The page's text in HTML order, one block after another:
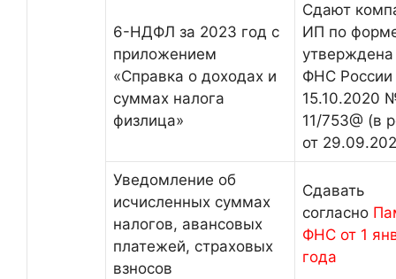
6-НДФЛ за 2023 год с
приложением
«Справка о доходах и
суммах налога
физлица»
Сдают
ИП по
ФНС России
15.10.2020
11/753@ (в
от
Уведомление об
исчисленных суммах
налогов, авансовых
платежей, страховых
взносов
Сдавать
согласно
ФНС от 1
года